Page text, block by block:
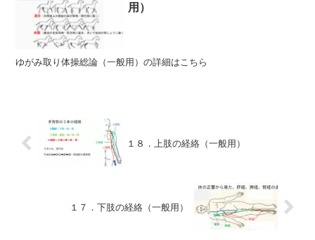
用）
ゆがみ取り体操総論（一般用）の詳細はこちら
１８．上肢の経絡（一般用）
１７．下肢の経絡（一般用）